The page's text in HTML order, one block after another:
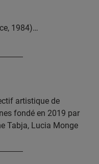
1984)…
artistique de
fondé en 2019 par
Tabja, Lucia Monge